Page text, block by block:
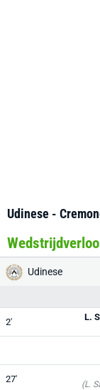
Udinese -
Udinese
2' L.
27' (L.